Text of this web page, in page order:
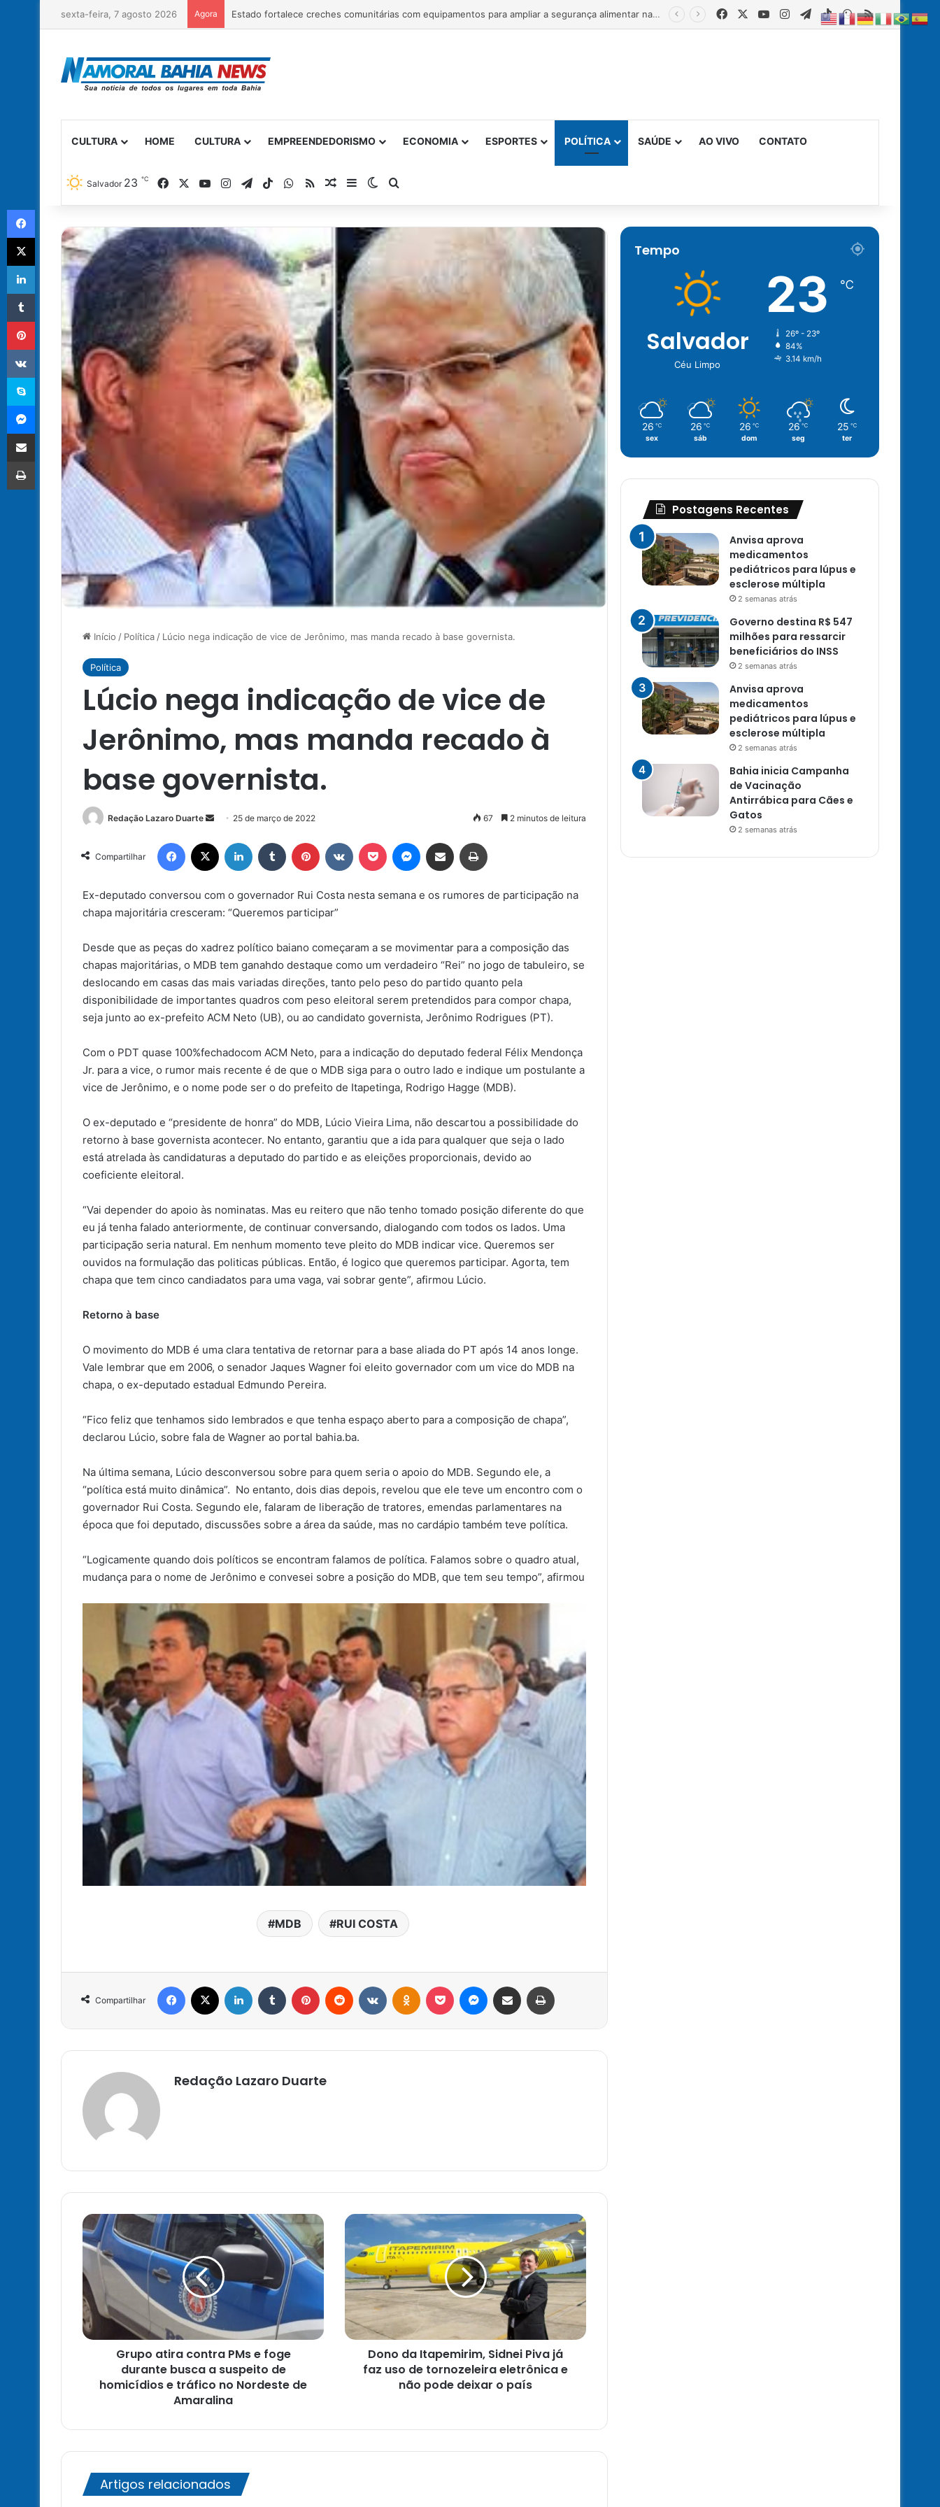
sexta-feira, 7 agosto 2026 Agora Governo da Bahia entrega 1ª etapa da requalificação do Parque Metropolitano de Pituaçu FacebookYouTubeInstagram
Telegram
TikTokWhatsApp
RSS
CULTURA HOME CULTURA EMPREENDEDORISMO ECONOMIA ESPORTES POLÍTICA SAÚDE AO VIVO CONTATO
Salvador 23 ℃ FacebookYouTubeInstagram
TelegramTikTokWhatsApp
RSSArtigo Aleatório
Barra Lateral
Switch skin
Procurar por
Início / Política / Lúcio nega indicação de vice de Jerônimo, mas manda recado à base governista.
Política
Lúcio nega indicação de vice de
Jerônimo, mas manda recado à
base governista.
Redação Lazaro Duarte
Mande
e-
mail
25 de março de 2022 67 2 minutos de leitura
Compartilhar
Facebook Linkedin Tumblr Pinterest Pocket Messenger
Compartilhar via e-mail
Ex-deputado conversou com o governador Rui Costa nesta semana e os rumores de participação na
chapa majoritária cresceram: “Queremos participar”
Desde que as peças do xadrez político baiano começaram a se movimentar para a composição das
chapas majoritárias, o MDB tem ganahdo destaque como um verdadeiro “Rei” no jogo de tabuleiro, se
deslocando em casas das mais variadas direções, tanto pelo peso do partido quanto pela
disponibilidade de importantes quadros com peso eleitoral serem pretendidos para compor chapa,
seja junto ao ex-prefeito ACM Neto (UB), ou ao candidato governista, Jerônimo Rodrigues (PT).
Com o PDT quase 100%fechadocom ACM Neto, para a indicação do deputado federal Félix Mendonça
Jr. para a vice, o rumor mais recente é de que o MDB siga para o outro lado e indique um postulante a
vice de Jerônimo, e o nome pode ser o do prefeito de Itapetinga, Rodrigo Hagge (MDB).
O ex-deputado e “presidente de honra” do MDB, Lúcio Vieira Lima, não descartou a possibilidade do
retorno à base governista acontecer. No entanto, garantiu que a ida para qualquer que seja o lado
está atrelada às candidaturas a deputado do partido e as eleições proporcionais, devido ao
coeficiente eleitoral.
“Vai depender do apoio às nominatas. Mas eu reitero que não tenho tomado posição diferente do que
eu já tenha falado anteriormente, de continuar conversando, dialogando com todos os lados. Uma
participação seria natural. Em nenhum momento teve pleito do MDB indicar vice. Queremos ser
ouvidos na formulação das politicas públicas. Então, é logico que queremos participar. Agorta, tem
chapa que tem cinco candiadatos para uma vaga, vai sobrar gente”, afirmou Lúcio.
Retorno à base
O movimento do MDB é uma clara tentativa de retornar para a base aliada do PT após 14 anos longe.
Vale lembrar que em 2006, o senador Jaques Wagner foi eleito governador com um vice do MDB na
chapa, o ex-deputado estadual Edmundo Pereira.
“Fico feliz que tenhamos sido lembrados e que tenha espaço aberto para a composição de chapa”,
declarou Lúcio, sobre fala de Wagner ao portal bahia.ba.
Na última semana, Lúcio desconversou sobre para quem seria o apoio do MDB. Segundo ele, a
“política está muito dinâmica”. No entanto, dois dias depois, revelou que ele teve um encontro com o
governador Rui Costa. Segundo ele, falaram de liberação de tratores, emendas parlamentares na
época que foi deputado, discussões sobre a área da saúde, mas no cardápio também teve política.
“Logicamente quando dois políticos se encontram falamos de política. Falamos sobre o quadro atual,
mudança para o nome de Jerônimo e convesei sobre a posição do MDB, que tem seu tempo”, afirmou
MDB RUI COSTA
Compartilhar
Facebook Linkedin Tumblr Pinterest Reddit Pocket Messenger
Compartilhar via e-mail
Redação Lazaro Duarte
Grupo
atira
contra
PMs
e
foge
durante
busca
a
suspeito
homicídios
de
Grupo atira contra PMs e foge
durante busca a suspeito de
homicídios e tráfico no Nordeste de
Amaralina
Dono
Itapemirim,
Sidnei
Piva
já
faz
uso
de
tornozeleira
eletrônica
país
Dono da Itapemirim, Sidnei Piva já
faz uso de tornozeleira eletrônica e
não pode deixar o país
Artigos relacionados
Tempo
Salvador
Céu Limpo
23 ℃
26º - 23º
84%
3.14 km/h
26 ℃
sex
26 ℃
sáb
26 ℃
dom
26 ℃
seg
25 ℃
ter
Postagens Recentes
Anvisa aprova
medicamentos
pediátricos para lúpus e
esclerose múltipla
2 semanas atrás
Governo destina R$ 547
milhões para ressarcir
beneficiários do INSS
2 semanas atrás
Anvisa aprova
medicamentos
pediátricos para lúpus e
esclerose múltipla
2 semanas atrás
Bahia inicia Campanha
de Vacinação
Antirrábica para Cães e
Gatos
2 semanas atrás
Facebook
X
Linkedin
Tumblr
Pinterest
VK
Skype
Messenger
Compartilhar via e-mail
Imprimir